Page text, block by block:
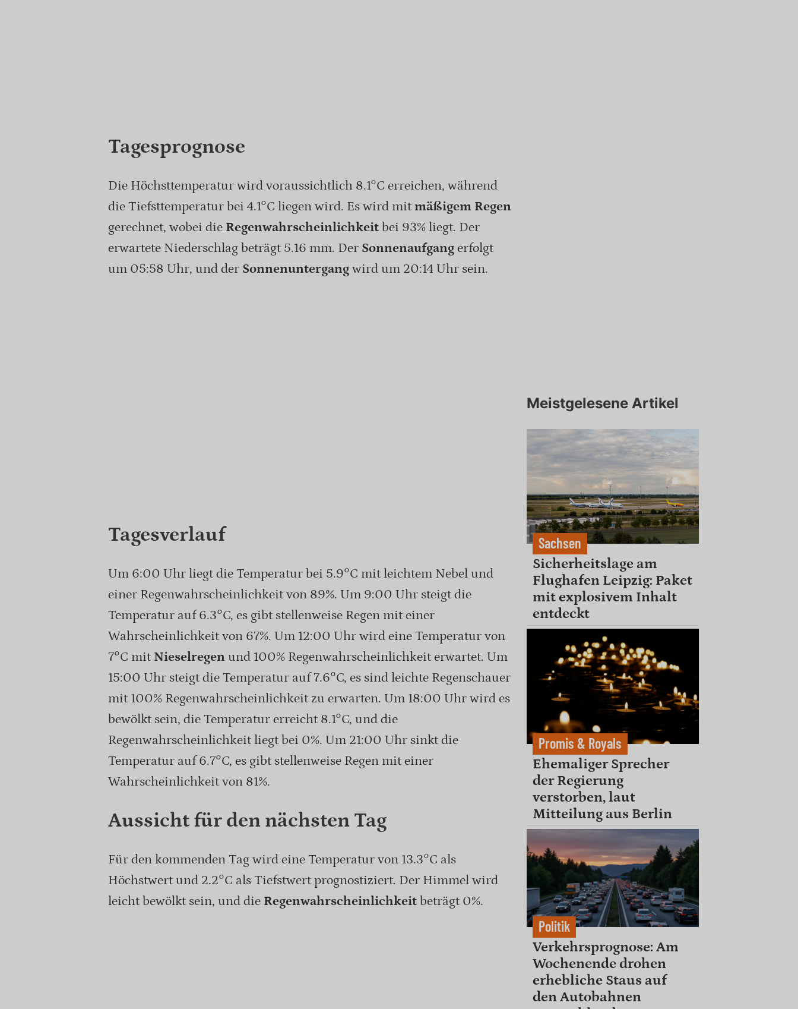
Tagesprognose
Die Höchsttemperatur wird voraussichtlich 8.1°C erreichen, während
die Tiefsttemperatur bei 4.1°C liegen wird. Es wird mit mäßigem Regen
gerechnet, wobei die Regenwahrscheinlichkeit bei 93% liegt. Der
erwartete Niederschlag beträgt 5.16 mm. Der Sonnenaufgang erfolgt
um 05:58 Uhr, und der Sonnenuntergang wird um 20:14 Uhr sein.
Tagesverlauf
Um 6:00 Uhr liegt die Temperatur bei 5.9°C mit leichtem Nebel und
einer Regenwahrscheinlichkeit von 89%. Um 9:00 Uhr steigt die
Temperatur auf 6.3°C, es gibt stellenweise Regen mit einer
Wahrscheinlichkeit von 67%. Um 12:00 Uhr wird eine Temperatur von
7°C mit Nieselregen und 100% Regenwahrscheinlichkeit erwartet. Um
15:00 Uhr steigt die Temperatur auf 7.6°C, es sind leichte Regenschauer
mit 100% Regenwahrscheinlichkeit zu erwarten. Um 18:00 Uhr wird es
bewölkt sein, die Temperatur erreicht 8.1°C, und die
Regenwahrscheinlichkeit liegt bei 0%. Um 21:00 Uhr sinkt die
Temperatur auf 6.7°C, es gibt stellenweise Regen mit einer
Wahrscheinlichkeit von 81%.
Aussicht für den nächsten Tag
Für den kommenden Tag wird eine Temperatur von 13.3°C als
Höchstwert und 2.2°C als Tiefstwert prognostiziert. Der Himmel wird
leicht bewölkt sein, und die Regenwahrscheinlichkeit beträgt 0%.
Meistgelesene Artikel
Sachsen
Sicherheitslage am
Flughafen Leipzig: Paket
mit explosivem Inhalt
entdeckt
Promis & Royals
Ehemaliger Sprecher
der Regierung
verstorben, laut
Mitteilung aus Berlin
Politik
Verkehrsprognose: Am
Wochenende drohen
erhebliche Staus auf
den Autobahnen